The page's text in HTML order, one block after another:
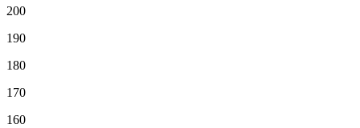
200
190
180
170
160